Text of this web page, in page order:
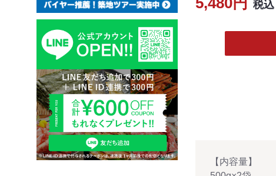
税込
【内容量】